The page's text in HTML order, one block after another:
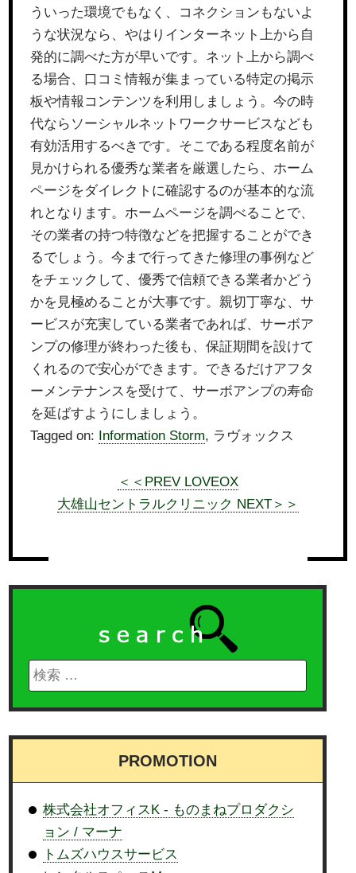
ういった環境でもなく、コネクションもないよ
うな状況なら、やはりインターネット上から自
発的に調べた方が早いです。ネット上から調べ
る場合、口コミ情報が集まっている特定の掲示
板や情報コンテンツを利用しましょう。今の時
代ならソーシャルネットワークサービスなども
有効活用するべきです。そこである程度名前が
見かけられる優秀な業者を厳選したら、ホーム
ページをダイレクトに確認するのが基本的な流
れとなります。ホームページを調べることで、
その業者の持つ特徴などを把握することができ
るでしょう。今まで行ってきた修理の事例など
をチェックして、優秀で信頼できる業者かどう
かを見極めることが大事です。親切丁寧な、サ
ービスが充実している業者であれば、サーボア
ンプの修理が終わった後も、保証期間を設けて
くれるので安心ができます。できるだけアフタ
ーメンテナンスを受けて、サーボアンプの寿命
を延ばすようにしましょう。
Tagged on: Information Storm, ラヴォックス
＜＜PREV LOVEOX
大雄山セントラルクリニック NEXT＞＞
PROMOTION
株式会社オフィスK - ものまねプロダクシ
ョン / マーナ
トムズハウスサービス